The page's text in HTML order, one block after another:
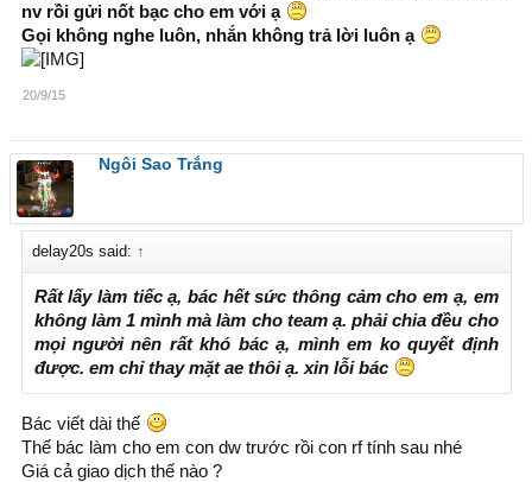
nv rồi gửi nốt bạc cho em với ạ
Gọi không nghe luôn, nhắn không trả lời luôn ạ
20/9/15
Ngôi Sao Trắng
delay20s said: ↑
Rất lấy làm tiếc ạ, bác hết sức thông cảm cho em ạ, em
không làm 1 mình mà làm cho team ạ. phải chia đều cho
mọi người nên rất khó bác ạ, mình em ko quyết định
được. em chỉ thay mặt ae thôi ạ. xin lỗi bác
Bác viết dài thế
Thế bác làm cho em con dw trước rồi con rf tính sau nhé
Giá cả giao dịch thế nào ?